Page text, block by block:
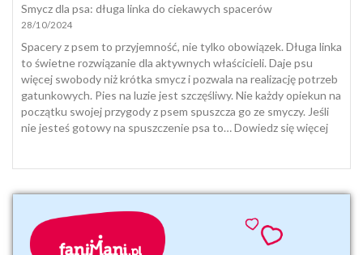
nią
suplementacja
i
kota
jesienią
i
zimą
Smycz dla psa: długa linka do ciekawych spacerów
28/10/2024
Spacery z psem to przyjemność, nie tylko obowiązek. Długa linka
to świetne rozwiązanie dla aktywnych właścicieli. Daje psu
więcej swobody niż krótka smycz i pozwala na realizację potrzeb
gatunkowych. Pies na luzie jest szczęśliwy. Nie każdy opiekun na
początku swojej przygody z psem spuszcza go ze smyczy. Jeśli
nie jesteś gotowy na spuszczenie psa to…Dowiedz się więcej:
długa